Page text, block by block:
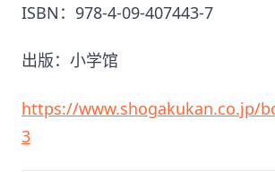
ISBN：978-4-09-407443-7
出版：小学馆
https://www.shogakukan.co.jp/
3